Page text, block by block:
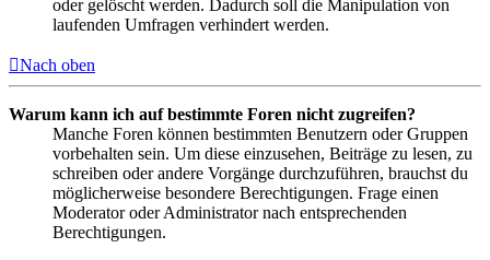
oder gelöscht werden. Dadurch soll die Manipulation von
laufenden Umfragen verhindert werden.
Nach oben
Warum kann ich auf bestimmte Foren nicht zugreifen?
Manche Foren können bestimmten Benutzern oder Gruppen
vorbehalten sein. Um diese einzusehen, Beiträge zu lesen, zu
schreiben oder andere Vorgänge durchzuführen, brauchst du
möglicherweise besondere Berechtigungen. Frage einen
Moderator oder Administrator nach entsprechenden
Berechtigungen.